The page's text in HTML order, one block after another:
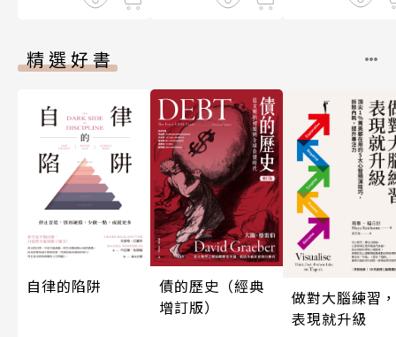
精選好書
自律的陷阱
債的歷史（經典
增訂版）
做對大腦練習，
表現就升級